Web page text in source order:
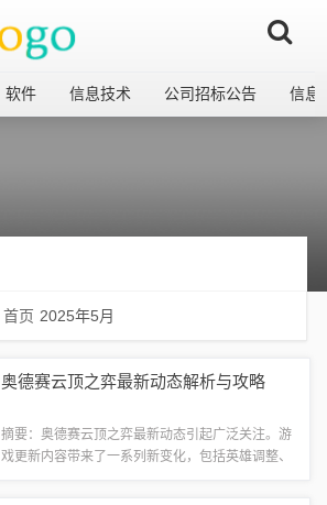
软件 信息技术 公司招标公告 信息
首页 2025年5月
奥德赛云顶之弈最新动态解析与攻略
摘要：奥德赛云顶之弈最新动态引起广泛关注。游
戏更新内容带来了一系列新变化，包括英雄调整、